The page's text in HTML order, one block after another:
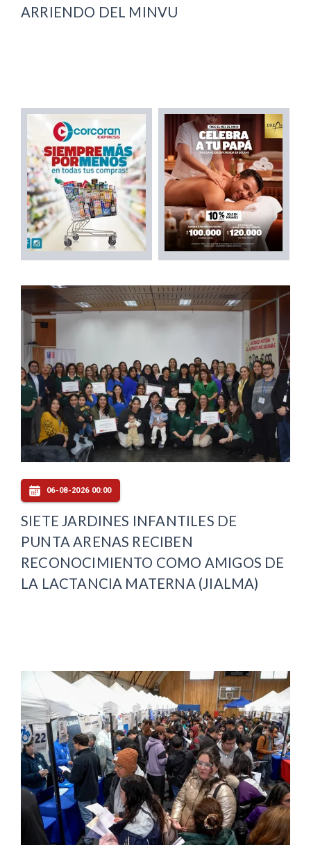
ARRIENDO DEL MINVU
06-08-2026 00:00
SIETE JARDINES INFANTILES DE
PUNTA ARENAS RECIBEN
RECONOCIMIENTO COMO AMIGOS DE
LA LACTANCIA MATERNA (JIALMA)